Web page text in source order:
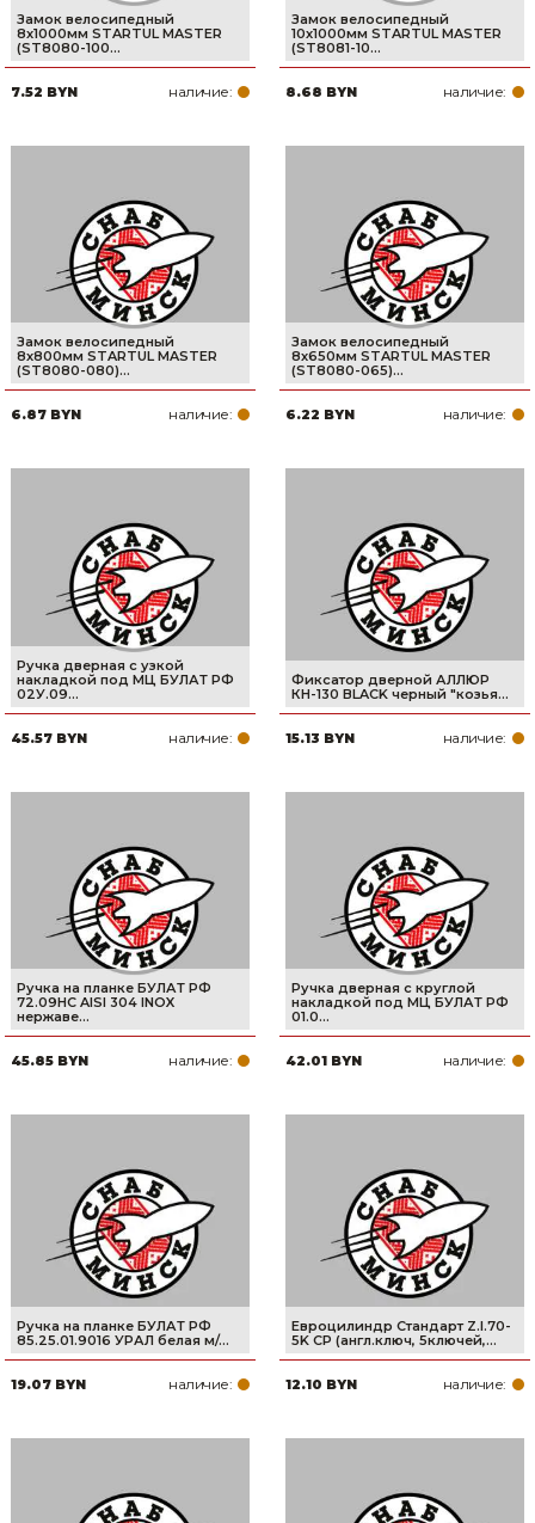
Замок велосипедный
8х1000мм STARTUL MASTER
(ST8080-100...
7.52 BYN наличие:
Замок велосипедный
10х1000мм STARTUL MASTER
(ST8081-10...
8.68 BYN наличие:
Замок велосипедный
8х800мм STARTUL MASTER
(ST8080-080)...
6.87 BYN наличие:
Замок велосипедный
8х650мм STARTUL MASTER
(ST8080-065)...
6.22 BYN наличие:
Ручка дверная с узкой
накладкой под МЦ БУЛАТ РФ
02У.09...
45.57 BYN наличие:
Фиксатор дверной АЛЛЮР
КН-130 BLACK черный "козья...
15.13 BYN наличие:
Ручка на планке БУЛАТ РФ
72.09НС AISI 304 INOX
нержаве...
45.85 BYN наличие:
Ручка дверная с круглой
накладкой под МЦ БУЛАТ РФ
01.0...
42.01 BYN наличие:
Ручка на планке БУЛАТ РФ
85.25.01.9016 УРАЛ белая м/...
19.07 BYN наличие:
Евроцилиндр Стандарт Z.I.70-
5K СР (англ.ключ, 5ключей,...
12.10 BYN наличие: